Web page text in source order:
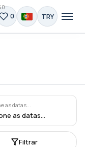
0 TRY
as datas...
as datas...
Filtrar